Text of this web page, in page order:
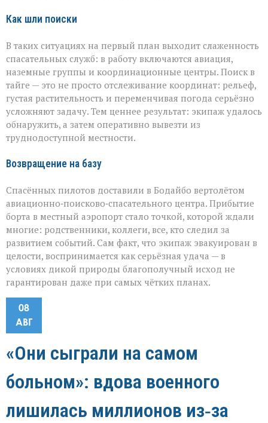
Как шли поиски
В таких ситуациях на первый план выходит слаженность
спасательных служб: в работу включаются авиация,
наземные группы и координационные центры. Поиск в
тайге — это не просто отслеживание координат: рельеф,
густая растительность и переменчивая погода серьёзно
усложняют задачу. Тем ценнее результат: экипаж удалось
обнаружить, а затем оперативно вывезти из
труднодоступной местности.
Возвращение на базу
Спасённых пилотов доставили в Бодайбо вертолётом
авиационно‑поисково‑спасательного центра. Прибытие
борта в местный аэропорт стало точкой, которой ждали
многие: родственники, коллеги, все, кто следил за
развитием событий. Сам факт, что экипаж эвакуирован в
целости, воспринимается как серьёзная удача — в
условиях дикой природы благополучный исход не
гарантирован даже при самых чётких планах.
08
АВГ
«Они сыграли на самом
больном»: вдова военного
лишилась миллионов из‑за